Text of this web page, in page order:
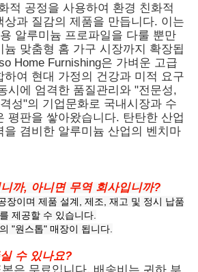
시오
시오
로파일
적 공정을 사용하여 환경 친화적
상과 질감의 제품을 만듭니다. 이는
알루미늄 프로파일을 다룰 뿐만
늄 맞춤형 홈 가구 시장까지 확장됩
Home Furnishing은 가벼운 고급
하여 현대 가정의 건강과 미적 요구
시에 엄격한 품질관리와 "전문성,
성"의 기업문화로 국내시장과 수
평판을 쌓아왔습니다. 탄탄한 산업
을 겸비한 알루미늄 산업의 벤치마
까, 아니면 무역 회사입니까?
장이며 제품 설계, 제조, 재고 및 정시 납품
제공할 수 있습니다.
"원스톱" 매장이 됩니다.
수 있나요?